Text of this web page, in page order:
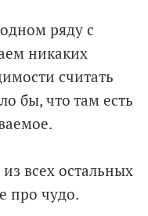
ряду с
никаких
считать
бы, что там есть
всех остальных
про чудо.